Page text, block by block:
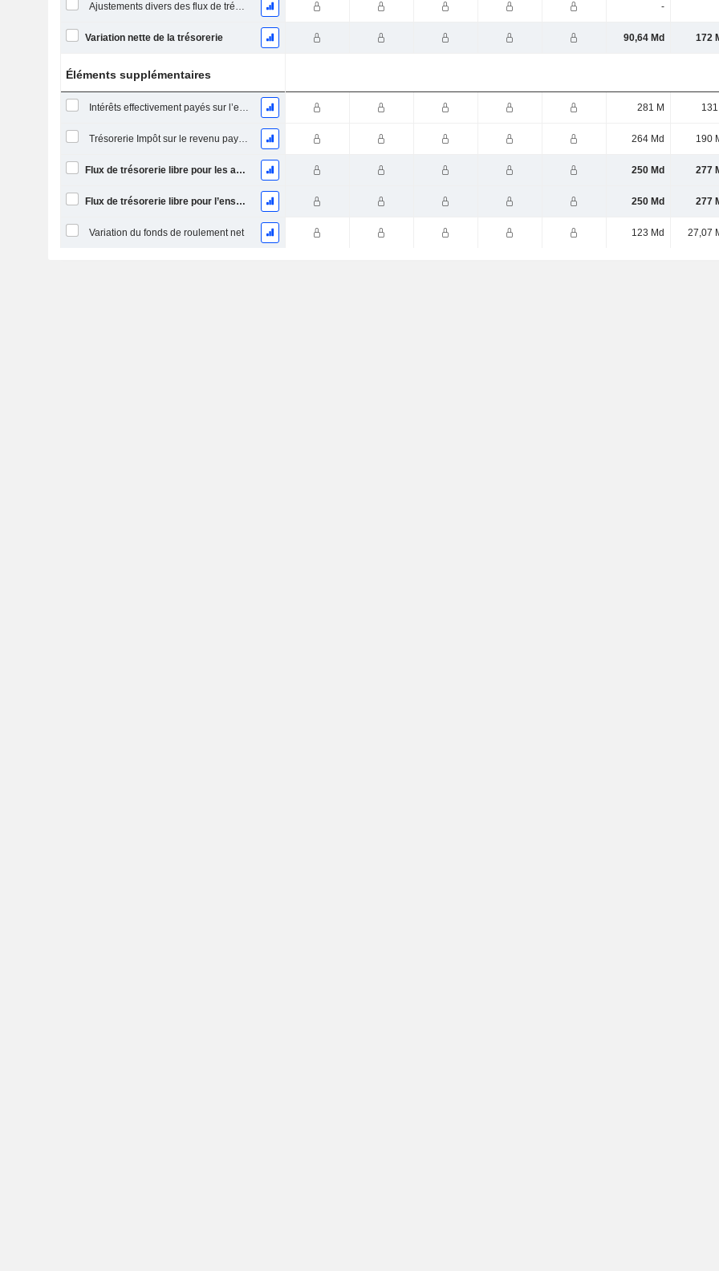
Ajustements divers des flux de trésorerie -
Variation nette de la trésorerie 90,64 Md 172
Éléments supplémentaires
Intérêts effectivement payés sur l’exercice 281 M 131
Trésorerie Impôt sur le revenu payé (remboursement)Impôt effectivement payé (remboursé) sur l’exercice 264 Md 190
Flux de trésorerie libre pour les actionnaires FCFE 250 Md 277
Flux de trésorerie libre pour l’ensemble des pourvoyeurs de fonds (créanciers et actionnaires) FCFF 250 Md 277
Variation du fonds de roulement net 123 Md 27,07